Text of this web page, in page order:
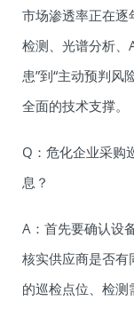
市场渗透率正在逐
检测、光谱分析、
患”到“主动预判风
全面的技术支撑。
Q：危化企业采购
息？
A：首先要确认设
核实供应商是否有
的巡检点位、检